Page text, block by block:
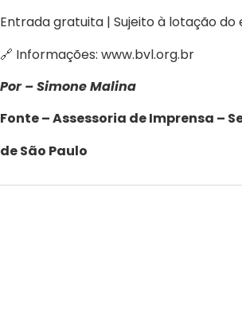
Entrada gratuita | Sujeito à lotação do
🔗 Informações: www.bvl.org.br
Por – Simone Malina
Fonte – Assessoria de Imprensa –
de São Paulo